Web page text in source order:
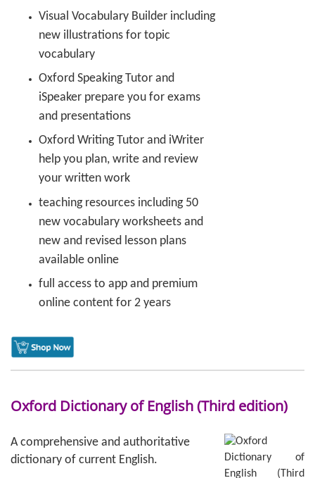
Visual Vocabulary Builder including
new illustrations for topic
vocabulary
Oxford Speaking Tutor and
iSpeaker prepare you for exams
and presentations
Oxford Writing Tutor and iWriter
help you plan, write and review
your written work
teaching resources including 50
new vocabulary worksheets and
new and revised lesson plans
available online
full access to app and premium
online content for 2 years
Oxford Dictionary of English (Third edition)
A comprehensive and authoritative
dictionary of current English.